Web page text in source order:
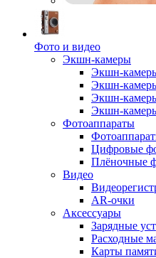
Фото и видео
Экшн-камеры
Экшн-
Экшн-
Экшн-
Экшн-
Фотоаппараты
Цифровые
Плёночные
Видео
AR-очки
Аксессуары
Зарядные
Расходные
Карты